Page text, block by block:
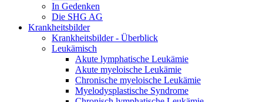
In Gedenken
Die SHG AG
Krankheitsbilder
Krankheitsbilder - Überblick
Leukämisch
Akute lymphatische Leukämie
Akute myeloische Leukämie
Chronische myeloische Leukämie
Myelodysplastische Syndrome